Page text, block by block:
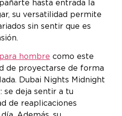
hasta entrada la
su versatilidad permite
sin sentir que es
hombre como este
de proyectarse de forma
Dubai Nights Midnight
se deja sentir a tu
de reaplicaciones